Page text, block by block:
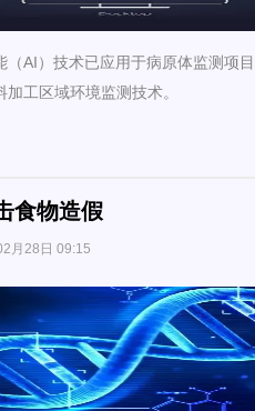
AI）技术已应用于病原体监测项
工区域环境监测技术。
食物造假
月28日 09:15